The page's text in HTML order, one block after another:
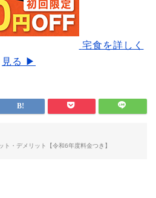
宅食を詳しく
見る ▶
ト・デメリット【令和6年度料金つき】